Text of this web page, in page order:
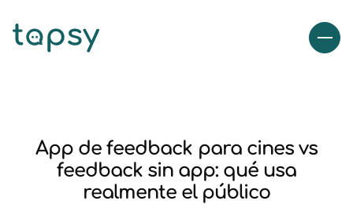
App de feedback para cines vs
feedback sin app: qué usa
realmente el público